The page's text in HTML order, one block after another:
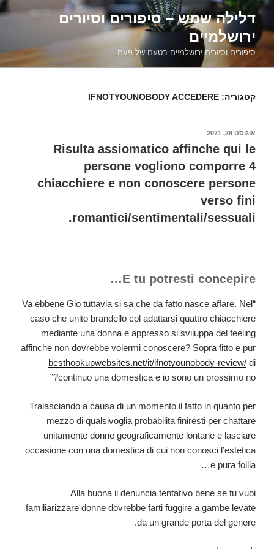
דילוג
לתוכןדלילה שמש – סיפורים וסיורים
ירושלמיים
סיפורים וסיורים ירושלמיים בטעם של פעם
קטגוריה: IFNOTYOUNOBODY ACCEDERE
פורסם
אוגוסט 28, 2021
Risulta assiomatico affinche qui le
persone vogliono comporre 4
chiacchiere e non conoscere persone
verso fini
romantici/sentimentali/sessuali.
E tu potresti concepire…
“Va ebbene Gio tuttavia si sa che da fatto nasce affare. Nel
caso che unito brandello col adattarsi quattro chiacchiere
mediante una donna e appresso si sviluppa del feeling
affinche non dovrebbe volermi conoscere? Sopra fitto e pur
besthookupwebsites.net/it/ifnotyounobody-review/ di
continuo una domestica e io sono un prossimo no?”
Tralasciando a causa di un momento il fatto in quanto per
mezzo di qualsivoglia probabilita finiresti per chattare
unitamente donne geograficamente lontane e lasciare
occasione con una domestica di cui non conosci l’estetica
e pura follia…
Alla buona il denuncia tentativo bene se tu vuoi
familiarizzare donne dovrebbe farti fuggire a gambe levate
da un grande porta del genere.